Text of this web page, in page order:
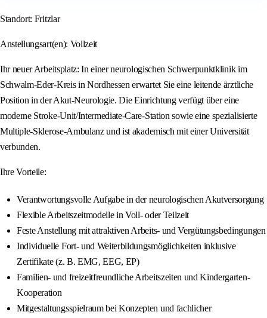
Standort: Fritzlar
Anstellungsart(en): Vollzeit
Ihr neuer Arbeitsplatz: In einer neurologischen Schwerpunktklinik im
Schwalm-Eder-Kreis in Nordhessen erwartet Sie eine leitende ärztliche
Position in der Akut-Neurologie. Die Einrichtung verfügt über eine
moderne Stroke-Unit/Intermediate-Care-Station sowie eine spezialisierte
Multiple-Sklerose-Ambulanz und ist akademisch mit einer Universität
verbunden.
Ihre Vorteile:
Verantwortungsvolle Aufgabe in der neurologischen Akutversorgung
Flexible Arbeitszeitmodelle in Voll- oder Teilzeit
Feste Anstellung mit attraktiven Arbeits- und Vergütungsbedingungen
Individuelle Fort- und Weiterbildungsmöglichkeiten inklusive
Zertifikate (z. B. EMG, EEG, EP)
Familien- und freizeitfreundliche Arbeitszeiten und Kindergarten-
Kooperation
Mitgestaltungsspielraum bei Konzepten und fachlicher